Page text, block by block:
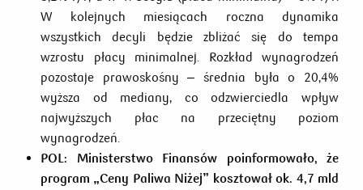
W kolejnych miesiącach roczna dynamika
wszystkich decyli będzie zbliżać się do tempa
wzrostu płacy minimalnej. Rozkład wynagrodzeń
pozostaje prawoskośny – średnia była o 20,4%
wyższa od mediany, co odzwierciedla wpływ
najwyższych płac na przeciętny poziom
wynagrodzeń.
POL:
Ministerstwo Finansów poinformowało, że
program „Ceny Paliwa Niżej” kosztował ok. 4,7 mld